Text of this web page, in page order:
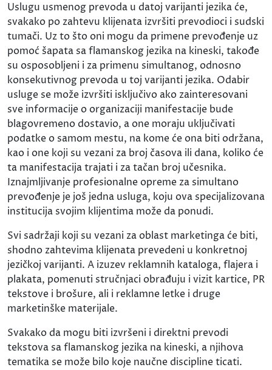
Uslugu usmenog prevoda u datoj varijanti jezika će,
svakako po zahtevu klijenata izvršiti prevodioci i sudski
tumači. Uz to što oni mogu da primene prevođenje uz
pomoć šapata sa flamanskog jezika na kineski, takođe
su osposobljeni i za primenu simultanog, odnosno
konsekutivnog prevoda u toj varijanti jezika. Odabir
usluge se može izvršiti isključivo ako zainteresovani
sve informacije o organizaciji manifestacije bude
blagovremeno dostavio, a one moraju uključivati
podatke o samom mestu, na kome će ona biti održana,
kao i one koji su vezani za broj časova ili dana, koliko će
ta manifestacija trajati i za tačan broj učesnika.
Iznajmljivanje profesionalne opreme za simultano
prevođenje je još jedna usluga, koju ova specijalizovana
institucija svojim klijentima može da ponudi.
Svi sadržaji koji su vezani za oblast marketinga će biti,
shodno zahtevima klijenata prevedeni u konkretnoj
jezičkoj varijanti. A izuzev reklamnih kataloga, flajera i
plakata, pomenuti stručnjaci obrađuju i vizit kartice, PR
tekstove i brošure, ali i reklamne letke i druge
marketinške materijale.
Svakako da mogu biti izvršeni i direktni prevodi
tekstova sa flamanskog jezika na kineski, a njihova
tematika se može bilo koje naučne discipline ticati.